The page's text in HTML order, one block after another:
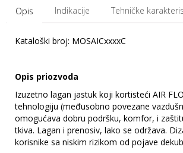
Opis Indikacije Tehničke
Kataloški broj: MOSAICxxxxC
Opis priozvoda
Izuzetno lagan jastuk koji kortisteći AIR
tehnologiju (međusobno povezane
omogućava dobru podršku, komfor, i
tkiva. Lagan i prenosiv, lako se održava.
korisnike sa niskim rizikom od pojave